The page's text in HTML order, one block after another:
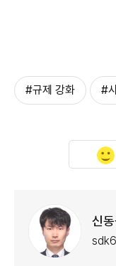
#규제 강화 #
신